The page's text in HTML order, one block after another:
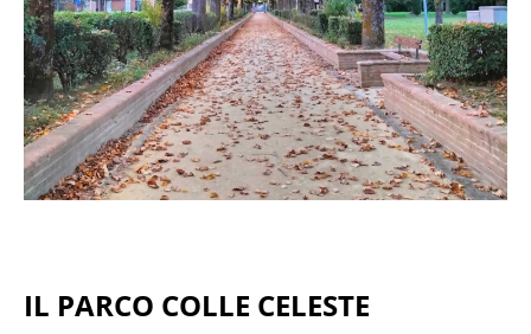
IL PARCO COLLE CELESTE